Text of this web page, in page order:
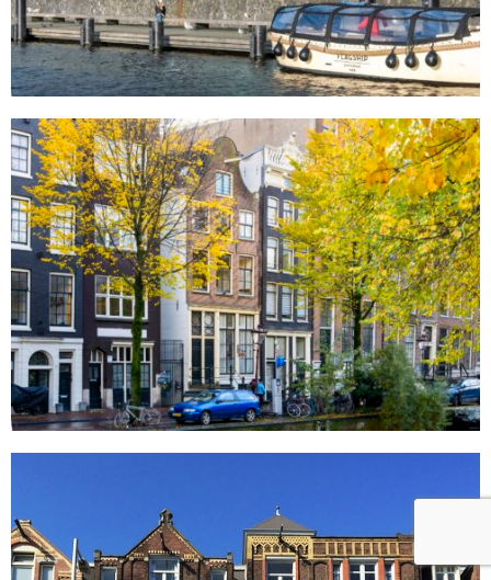
Oudezijds Voorburgwal 95
Amsterdam
Amsterdam
Gevelsteen micro neveljetstralen